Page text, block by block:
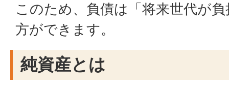
このため、負債は「将来世代が
方ができます。
純資産とは